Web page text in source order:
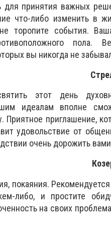
для принятия важных
что-либо изменить в
торопите события.
пола.
вы никогда не
этот день
идеалам вполне
Приятное приглашение,
удовольствие от
очень дорожить
покаяния.
либо, и простите
на своих